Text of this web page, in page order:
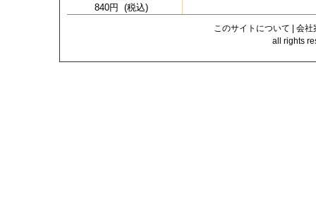
840円 (税込)
このサイトについて | 会社
all rights